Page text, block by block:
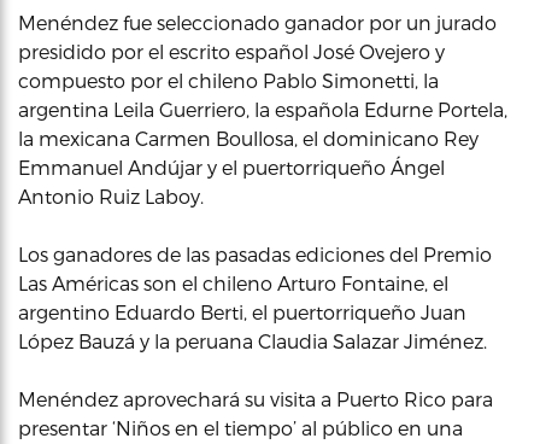
Menéndez fue seleccionado ganador por un jurado
presidido por el escrito español José Ovejero y
compuesto por el chileno Pablo Simonetti, la
argentina Leila Guerriero, la española Edurne Portela,
la mexicana Carmen Boullosa, el dominicano Rey
Emmanuel Andújar y el puertorriqueño Ángel
Antonio Ruiz Laboy.
Los ganadores de las pasadas ediciones del Premio
Las Américas son el chileno Arturo Fontaine, el
argentino Eduardo Berti, el puertorriqueño Juan
López Bauzá y la peruana Claudia Salazar Jiménez.
Menéndez aprovechará su visita a Puerto Rico para
presentar ‘Niños en el tiempo’ al público en una